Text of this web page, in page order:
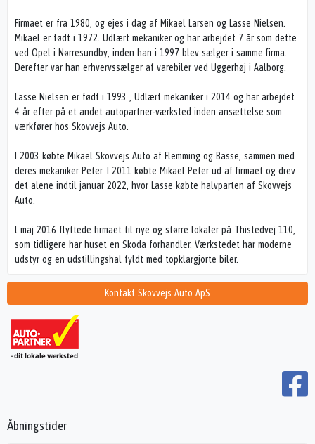
Kontakt Skovvejs Auto ApS
Åbningstider
Firmaet er fra 1980, og ejes i dag af Mikael Larsen og Lasse Nielsen.
Mikael er født i 1972. Udlært mekaniker og har arbejdet 7 år som dette
ved Opel i Nørresundby, inden han i 1997 blev sælger i samme firma.
Derefter var han erhvervssælger af varebiler ved Uggerhøj i Aalborg.
Lasse Nielsen er født i 1993 , Udlært mekaniker i 2014 og har arbejdet
4 år efter på et andet autopartner-værksted inden ansættelse som
værkfører hos Skovvejs Auto.
I 2003 købte Mikael Skovvejs Auto af Flemming og Basse, sammen med
deres mekaniker Peter. I 2011 købte Mikael Peter ud af firmaet og drev
det alene indtil januar 2022, hvor Lasse købte halvparten af Skovvejs
Auto.
l maj 2016 flyttede firmaet til nye og større lokaler på Thistedvej 110,
som tidligere har huset en Skoda forhandler. Værkstedet har moderne
udstyr og en udstillingshal fyldt med topklargjorte biler.